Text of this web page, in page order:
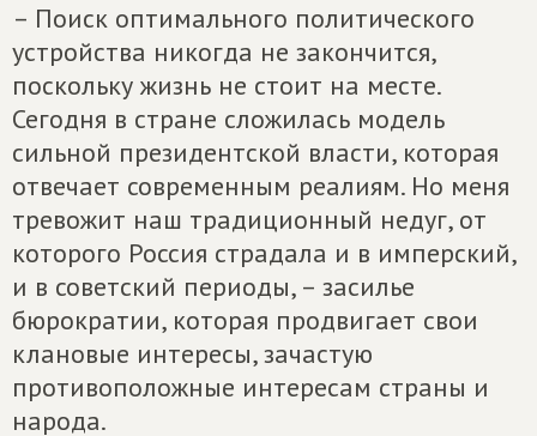
– Поиск оптимального политического
устройства никогда не закончится,
поскольку жизнь не стоит на месте.
Сегодня в стране сложилась модель
сильной президентской власти, которая
отвечает современным реалиям. Но меня
тревожит наш традиционный недуг, от
которого Россия страдала и в имперский,
и в советский периоды, – засилье
бюрократии, которая продвигает свои
клановые интересы, зачастую
противоположные интересам страны и
народа.